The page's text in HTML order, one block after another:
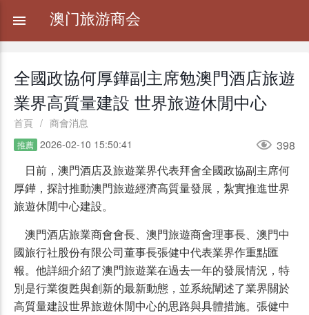
澳门旅游商会
全國政協何厚鏵副主席勉澳門酒店旅遊
業界高質量建設 世界旅遊休閒中心
首頁 / 商會消息
推薦 2026-02-10 15:50:41  398
日前，澳門酒店及旅遊業界代表拜會全國政協副主席何
厚鏵，探討推動澳門旅遊經濟高質量發展，紮實推進世界
旅遊休閒中心建設。
澳門酒店旅業商會會長、澳門旅遊商會理事長、澳門中
國旅行社股份有限公司董事長張健中代表業界作重點匯
報。他詳細介紹了澳門旅遊業在過去一年的發展情況，特
別是行業復甦與創新的最新動態，並系統闡述了業界關於
高質量建設世界旅遊休閒中心的思路與具體措施。張健中